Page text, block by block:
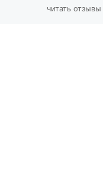
читать отзывы